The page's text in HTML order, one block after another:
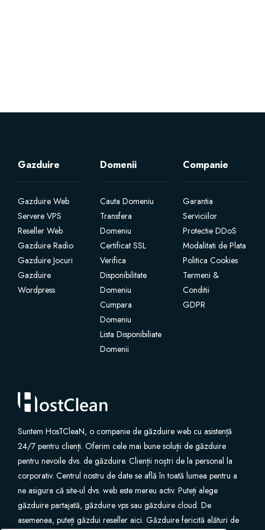
Licente cPanel WHM / WHMSonic
Servere Dedicate
Aplicatii Mobil
Certificate SSL
Website Backup
VPN
SEO Tools
Gazduire
Gazduire Web
Servere VPS
Reseller Web
Gazduire Radio
Gazduire Jocuri
Gazduire
Wordpress
Domenii
Cauta Domeniu
Transfera
Domeniu
Certificat SSL
Verifica
Disponibilitate
Domeniu
Cumpara
Domeniu
Lista Disponibiliate
Domenii
Companie
Garantia
Serviciilor
Protectie DDoS
Modalitati de Plata
Politica Cookies
Termeni &
Conditii
GDPR
Suntem HosTCleaN, o companie de găzduire web cu asistență
24/7 pentru clienți. Oferim cele mai bune soluții de găzduire
pentru nevoile dvs. de găzduire. Clienții noștri de la personal la
corporativ. Centrul nostru de date se află în toată lumea pentru a
ne asigura că site-ul dvs. web este mereu activ. Puteți alege
găzduire partajată, găzduire vps sau găzduire cloud. De
asemenea, puteți găzdui reseller aici. Găzduire fericită alături de